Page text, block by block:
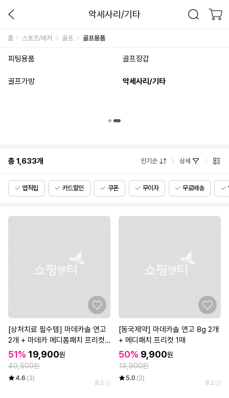
악세사리/기타
홈 스포츠/레저 골프 골프용품
피팅용품 골프장갑
골프가방 악세사리/기타
총1,633개 인기순 상세
앱적립 카드할인 쿠폰 무이자 무료배송
[상처치료 필수템] 마데카솔 연고
2개 + 마데카 메디폼패치 프리컷
2매*3개
51% 19,900원
40,500원
4.6 (3)
광고
[동국제약] 마데카솔 연고 8g 2개
+ 메디패치 프리컷 1매
50% 9,900원
19,900원
5.0 (2)
광고